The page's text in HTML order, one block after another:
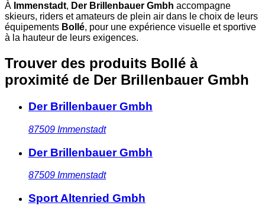
À Immenstadt, Der Brillenbauer Gmbh accompagne
skieurs, riders et amateurs de plein air dans le choix de leurs
équipements Bollé, pour une expérience visuelle et sportive
à la hauteur de leurs exigences.
Trouver des produits Bollé à
proximité de Der Brillenbauer Gmbh
Der Brillenbauer Gmbh
87509 Immenstadt
Der Brillenbauer Gmbh
87509 Immenstadt
Sport Altenried Gmbh